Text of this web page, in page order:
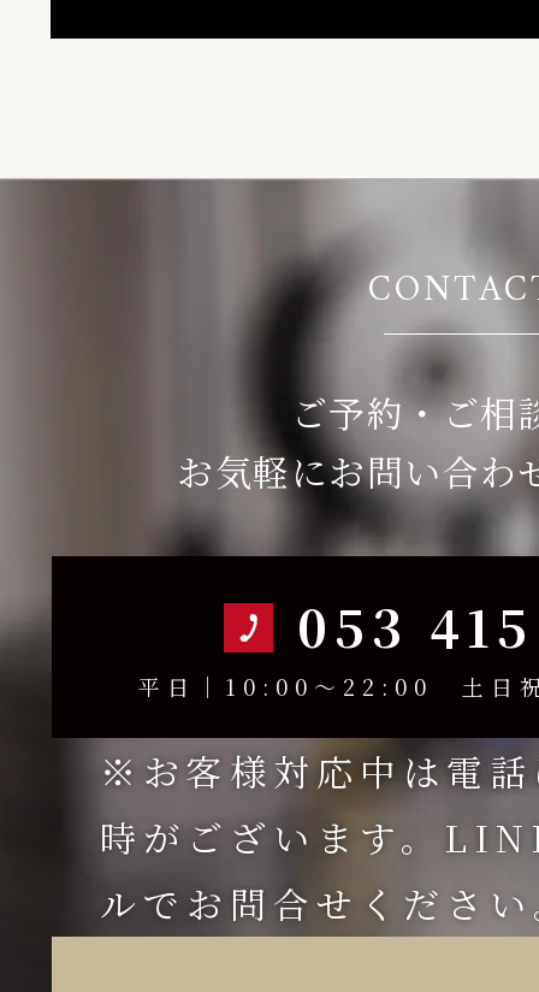
ご予約・ご相
お気軽にお問い合わ
053
平日｜10:00～22:00 土日
※お客様対応中は電
時がございます。
ルでお問合せくださ